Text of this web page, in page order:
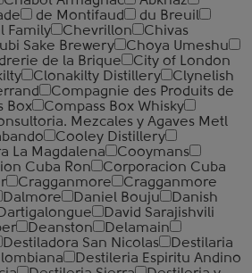
de Montifaud
du Breuil
Family
Chevrillon
Chivas
Sake Brewery
Choya Umeshu
de la Brique
City of London
Clonakilty Distillery
Clynelish
Compagnie des Produits de
Box
Compass Box Whisky
Mezcales y Agaves Metl
Cooley Distillery
La Magdalena
Cooymans
Cuba Ron
Corporacion Cuba
Cragganmore
Cragganmore
Dalmore Daniel Bouju
Danish
Dartigalongue
David Sarajishvili
Deanston
Delamain
Destiladora San Nicolas
Destilaria
Destileria Espiritu Andino